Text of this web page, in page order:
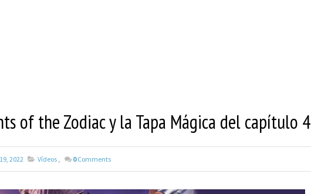
of the Zodiac y la Tapa Mágica del capítulo 4
2022 Vídeos , 0 Comments